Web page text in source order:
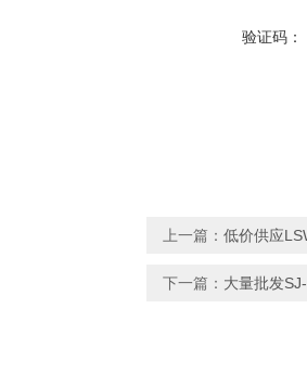
验证码：
上一篇： 低价供应
下一篇： 大量批发